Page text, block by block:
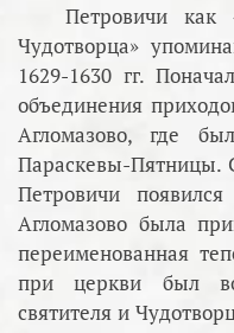
Петровичи как
Чудотворца»
1629-1630 гг.
объединения
Агломазово, где
Параскевы-Пятницы.
Петровичи
Агломазово была
переименованная
при церкви был
святителя и